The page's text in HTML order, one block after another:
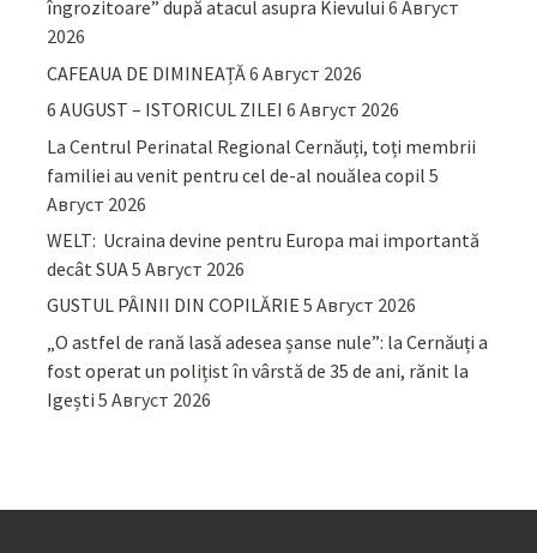
îngrozitoare” după atacul asupra Kievului 6 Август
2026
CAFEAUA DE DIMINEAȚĂ6 Август 2026
6 AUGUST – ISTORICUL ZILEI 6 Август 2026
La Centrul Perinatal Regional Cernăuți, toți membrii
familiei au venit pentru cel de-al nouălea copil 5
Август 2026
WELT: Ucraina devine pentru Europa mai importantă
decât SUA5 Август 2026
GUSTUL PÂINII DIN COPILĂRIE 5 Август 2026
„O astfel de rană lasă adesea șanse nule”: la Cernăuți a
fost operat un polițist în vârstă de 35 de ani, rănit la
Igești 5 Август 2026